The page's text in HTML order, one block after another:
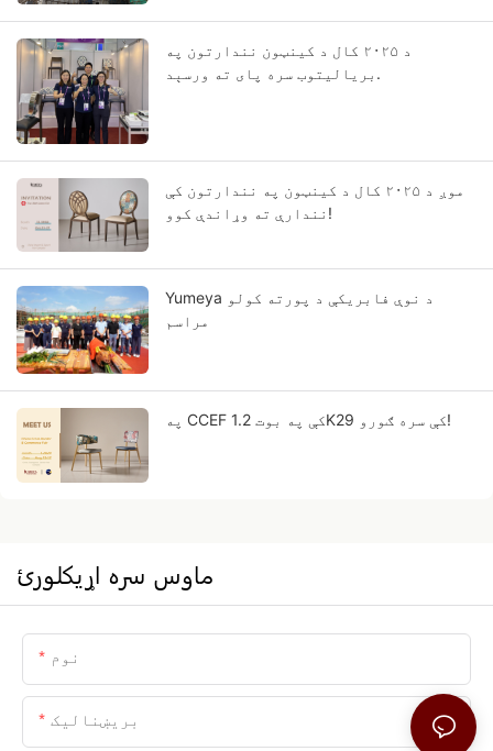
د ۲۰۲۵ کال د کینټون نندارتون په
بریالیتوب سره پای ته ورسېد.
موږ د ۲۰۲۵ کال د کینټون په نندارتون کې
نندارې ته وړاندې کوو!
Yumeya د نوې فابریکې د پورته کولو
مراسم
په CCEF کې په بوت 1.2K29 کې سره ګورو!
ماوس سره اړيکلورئ
نوم
بریښنالیک